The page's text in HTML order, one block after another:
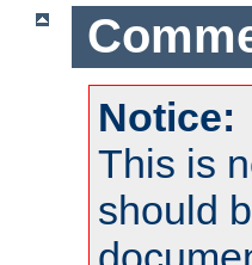
Notice:
This is
should